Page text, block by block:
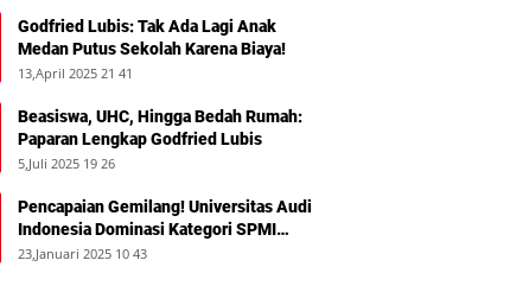
Godfried Lubis: Tak Ada Lagi Anak
Medan Putus Sekolah Karena Biaya!
13,April 2025 21 41
Beasiswa, UHC, Hingga Bedah Rumah:
Paparan Lengkap Godfried Lubis
5,Juli 2025 19 26
Pencapaian Gemilang! Universitas Audi
Indonesia Dominasi Kategori SPMI
Terbaik 2024
23,Januari 2025 10 43